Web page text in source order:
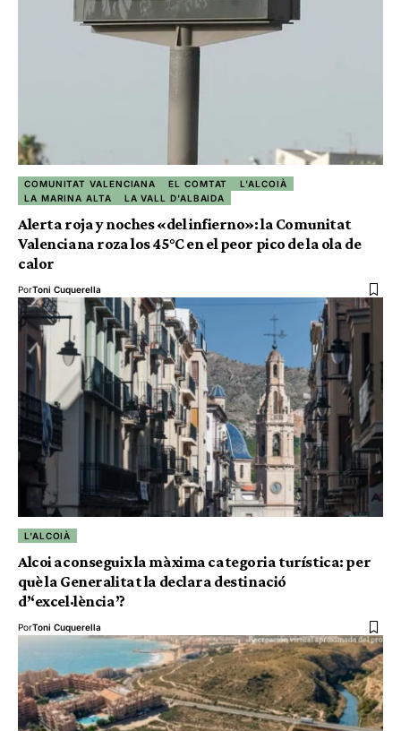
COMUNITAT VALENCIANA EL COMTAT
L'ALCOIÀ
LA MARINA ALTA
LA VALL D'ALBAIDA
Alerta roja y noches «del infierno»: la Comunitat
Valenciana roza los 45°C en el peor pico de la ola de
calor
PorToni Cuquerella
L'ALCOIÀ
Alcoi aconseguix la màxima categoria turística: per
què la Generalitat la declara destinació
d’‘excel·lència’?
PorToni Cuquerella